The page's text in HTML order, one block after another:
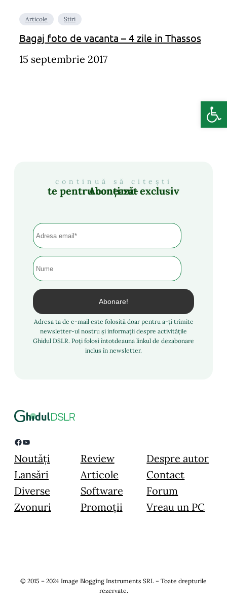
Articole Stiri
Bagaj foto de vacanta – 4 zile in Thassos
15 septembrie 2017
continuă să citești
Abonează-te pentru conținut exclusiv
Adresa ta de e-mail este folosită doar pentru a-ți trimite
newsletter-ul nostru și informații despre activitățile
Ghidul DSLR. Poți folosi întotdeauna linkul de dezabonare
inclus în newsletter.
Facebook YouTube
Noutăți
Lansări
Diverse
Zvonuri
Review
Articole
Software
Promoții
Despre autor
Contact
Forum
Vreau un PC
© 2015 – 2024 Image Blogging Instruments SRL – Toate drepturile
rezervate.